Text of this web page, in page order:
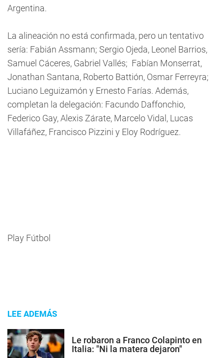
Argentina.
La alineación no está confirmada, pero un tentativo
sería: Fabián Assmann; Sergio Ojeda, Leonel Barrios,
Samuel Cáceres, Gabriel Vallés; Fabían Monserrat,
Jonathan Santana, Roberto Battión, Osmar Ferreyra;
Luciano Leguizamón y Ernesto Farías. Además,
completan la delegación: Facundo Daffonchio,
Federico Gay, Alexis Zárate, Marcelo Vidal, Lucas
Villafáñez, Francisco Pizzini y Eloy Rodríguez.
Play Fútbol
LEE ADEMÁS
Le robaron a Franco Colapinto en
Italia: "Ni la matera dejaron"